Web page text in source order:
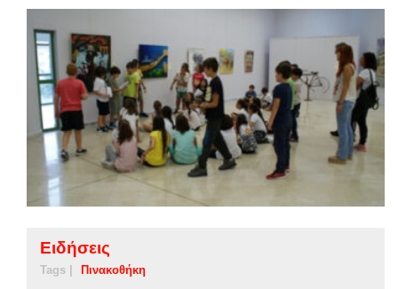
Ειδήσεις
Tags | Πινακοθήκη